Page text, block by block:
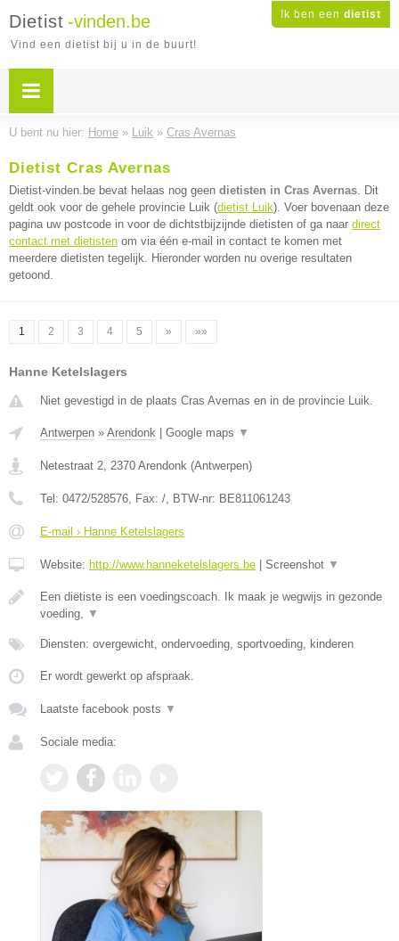
Ik ben een dietist
Dietist -vinden.be
Vind een dietist bij u in de buurt!
U bent nu hier: Home » Luik » Cras Avernas
Dietist Cras Avernas
Dietist-vinden.be bevat helaas nog geen dietisten in Cras Avernas. Dit
geldt ook voor de gehele provincie Luik (dietist Luik). Voer bovenaan deze
pagina uw postcode in voor de dichtstbijzijnde dietisten of ga naar direct
contact met dietisten om via één e-mail in contact te komen met
meerdere dietisten tegelijk. Hieronder worden nu overige resultaten
getoond.
1 2 3 4 5 » »»
Hanne Ketelslagers
Niet gevestigd in de plaats Cras Avernas en in de provincie Luik.
Antwerpen » Arendonk Google maps ▼
Netestraat 2, 2370 Arendonk (Antwerpen)
Tel: 0472/528576, Fax: /, BTW-nr: BE811061243
E-mail › Hanne Ketelslagers
Website: http://www.hanneketelslagers.be Screenshot ▼
Een diëtiste is een voedingscoach. Ik maak je wegwijs in gezonde
voeding, ▼
Diensten: overgewicht, ondervoeding, sportvoeding, kinderen
Er wordt gewerkt op afspraak.
Laatste facebook posts ▼
Sociale media: